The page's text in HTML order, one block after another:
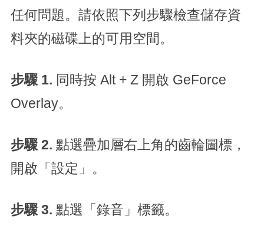
任何問題。請依照下列步驟檢查儲存資
料夾的磁碟上的可用空間。
步驟 1. 同時按 Alt + Z 開啟 GeForce
Overlay。
步驟 2. 點選疊加層右上角的齒輪圖標，
開啟「設定」。
步驟 3. 點選「錄音」標籤。